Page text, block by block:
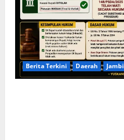
Berita Terkini Daerah Jambi